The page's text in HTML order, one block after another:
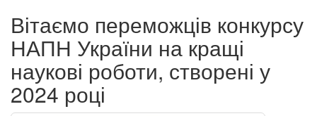
Вітаємо переможців конкурсу
НАПН України на кращі
наукові роботи, створені у
2024 році